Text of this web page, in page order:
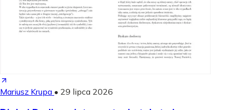
Mariusz Krupa • 29 lipca 2026